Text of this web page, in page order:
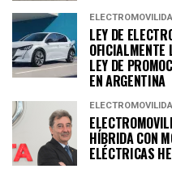
LEY DE
OFICIALMENTE
LEY DE
EN ARGENTINA
HÍBRIDA CON
ELÉCTRICAS